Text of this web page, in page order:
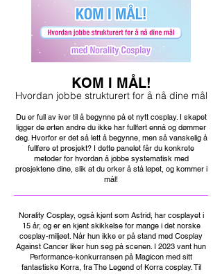
KOM I MÅL!
Hvordan jobbe strukturert for å nå dine mål
Du er full av iver til å begynne på et nytt cosplay. I skapet
ligger de ørten andre du ikke har fullført ennå og dømmer
deg. Hvorfor er det så lett å begynne, men så vanskelig å
fullføre et prosjekt? I dette panelet får du konkrete
metoder for hvordan å jobbe systematisk med
prosjektene dine, slik at du orker å stå løpet, og kommer i
mål!
Norality Cosplay, også kjent som Astrid, har cosplayet i
15 år, og er en kjent skikkelse for mange i det norske
cosplay-miljøet. Når hun ikke er på stand med Cosplay
Against Cancer liker hun seg på scenen. I 2023 vant hun
Performance-konkurransen på Magicon med sitt
fantastiske Korra, fra The Legend of Korra cosplay. Til